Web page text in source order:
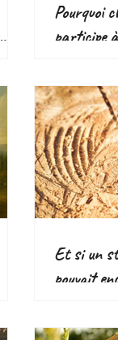
Pourquoi
participe
écologique
Et si un
pouvait